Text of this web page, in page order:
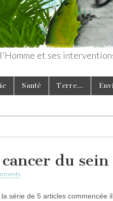
et ses
Santé Terre…
du
la série de 5 articles commencée